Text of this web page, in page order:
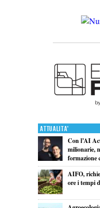
Attualita'
Con l’AI
milionarie,
formazione
AIFO,
ore i tempi